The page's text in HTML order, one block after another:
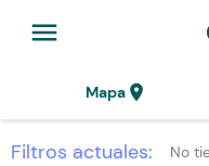
menu
Mapalocation_on
Filtros actuales: No